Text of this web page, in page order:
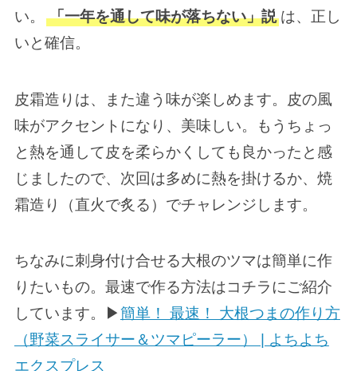
い。
「一年を通して味が落ちない」説 は、正し
いと確信。
皮霜造りは、また違う味が楽しめます。皮の風
味がアクセントになり、美味しい。もうちょっ
と熱を通して皮を柔らかくしても良かったと感
じましたので、次回は多めに熱を掛けるか、焼
霜造り（直火で炙る）でチャレンジします。
ちなみに刺身付け合せる大根のツマは簡単に作
りたいもの。最速で作る方法はコチラにご紹介
しています。▶簡単！ 最速！ 大根つまの作り方
（野菜スライサー＆ツマピーラー） | よちよち
エクスプレス